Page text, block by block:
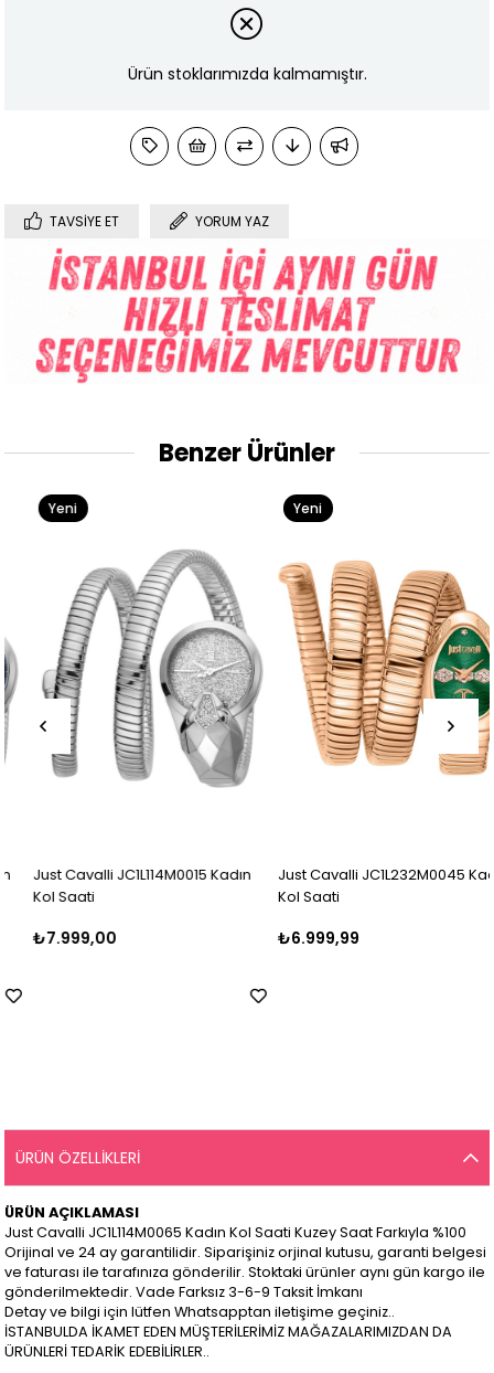
Ürün stoklarımızda kalmamıştır.
TAVSIYE ET YORUM YAZ
Benzer Ürünler
Just Cavalli JC1L114M0015 Kadın
Kol Saati
₺7.999,00
Yeni
Just Cavalli JC1L232M0045 Kadın
Kol Saati
₺6.999,99
Yeni
ÜRÜN ÖZELLIKLERI
ÜRÜN AÇIKLAMASI
Just Cavalli JC1L114M0065 Kadın Kol Saati Kuzey Saat Farkıyla %100
Orijinal ve 24 ay garantilidir. Siparişiniz orjinal kutusu, garanti belgesi
ve faturası ile tarafınıza gönderilir. Stoktaki ürünler aynı gün kargo ile
gönderilmektedir. Vade Farksız 3-6-9 Taksit İmkanı
Detay ve bilgi için lütfen Whatsapptan iletişime geçiniz..
İSTANBULDA İKAMET EDEN MÜŞTERİLERİMİZ MAĞAZALARIMIZDAN DA
ÜRÜNLERİ TEDARİK EDEBİLİRLER..